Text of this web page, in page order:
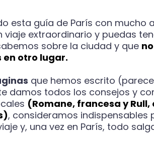
esta guía de París con mucho
viaje extraordinario y puedas
sobre la ciudad y que no
otro lugar.
que hemos escrito
damos todos los consejos y
(Romane, francesa y Rull,
, consideramos indispensables
y, una vez en París, todo